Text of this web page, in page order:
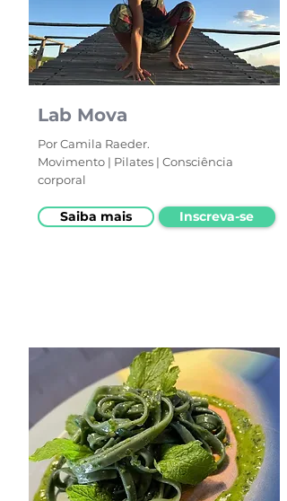
Lab Mova
Por Camila Raeder.
Movimento | Pilates | Consciência
corporal
Saiba mais Inscreva-se